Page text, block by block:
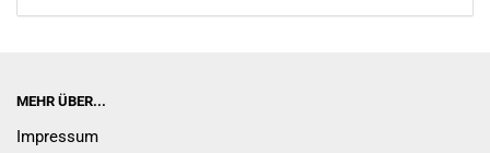
MEHR ÜBER...
Impressum